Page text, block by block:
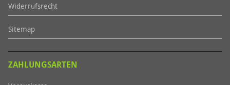
Widerrufsrecht
Sitemap
ZAHLUNGSARTEN